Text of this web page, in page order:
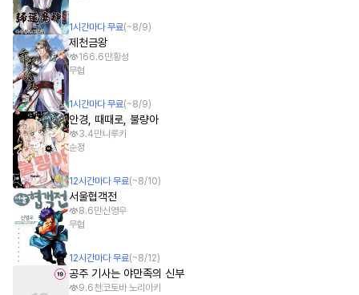
1시간마다 무료(~8/9)
제천금왕
166.6만황성
무협
1시간마다 무료(~8/9)
안경, 때때로, 불량아
3.4만나루키
순정
12시간마다 무료(~8/10)
서울협객전
8.6만신영우
무협
12시간마다 무료(~8/12)
공주 기사는 야만족의 신부
9.6천코토바 노리아키